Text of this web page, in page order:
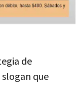
de
que